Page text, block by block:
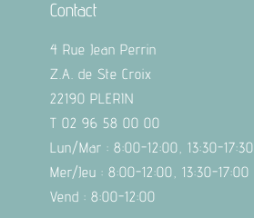
Contact
4 Rue Jean Perrin
Z.A. de Ste Croix
22190 PLERIN
T 02 96 58 00 00
Lun/Mar : 8:00-12:00, 13:30-17:30
Mer/Jeu : 8:00-12:00, 13:30-17:00
Vend : 8:00-12:00